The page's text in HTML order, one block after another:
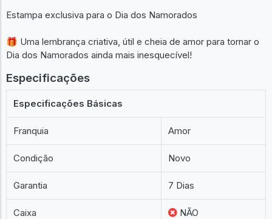
Estampa exclusiva para o Dia dos Namorados
🎁 Uma lembrança criativa, útil e cheia de amor para tornar o
Dia dos Namorados ainda mais inesquecível!
Especificações
Especificações Básicas
Franquia Amor
Condição Novo
Garantia 7 Dias
Caixa NÃO